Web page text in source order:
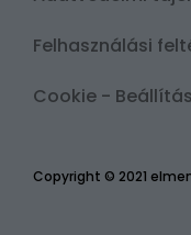
Copyright © 2021
Felhasználási
Cookie -